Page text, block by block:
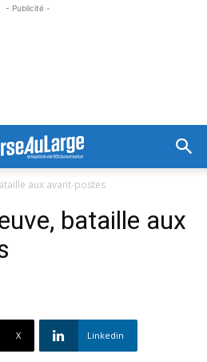
- Publicité -
aux avant-postes
bataille aux
X Linkedin